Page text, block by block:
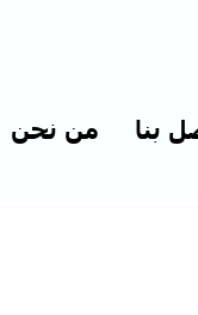
من نحن بنا